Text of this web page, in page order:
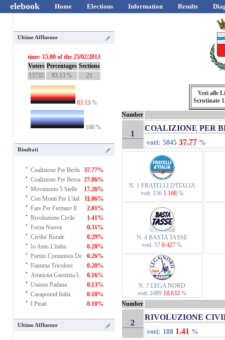
elebook Home Elections Information Results
Ultime Affluenze
time: 15,00 of the 25/02/2013
Voters Percentages Sections
13735
83.13 % 21
83.13 %
100 %
Risultati
· Coalizione Per Berlu 37.77%
· Coalizione Per Bersa 27.86%
· Movimento 5 Stelle 17.26%
· Con Monti Per L'ital 11.86%
· Fare Per Fermare Il 2.01%
· Rivoluzione Civile 1.41%
· Forza Nuova 0.31%
· Civilta' Rurale 0.29%
· Io Amo L'italia 0.28%
· Partito Comunista De 0.26%
· Fiamma Tricolore 0.20%
· Amnistia Giustizia L 0.16%
· Unione Padana 0.13%
· Casapound Italia 0.10%
· I Pirati 0.10%
Ultime Affluenze
Voti alle
Scrutinate
Number
1
COALIZIONE PER
voti: 504537.77 %
N. 1 FRATELLI D'ITALIA
voti: 156 1.168%
N. 4 BASTA TASSE
voti: 570.427%
N. 7 LEGA NORD
voti: 2489 18.633%
Number
2
RIVOLUZIONE
voti: 188 1.41 %